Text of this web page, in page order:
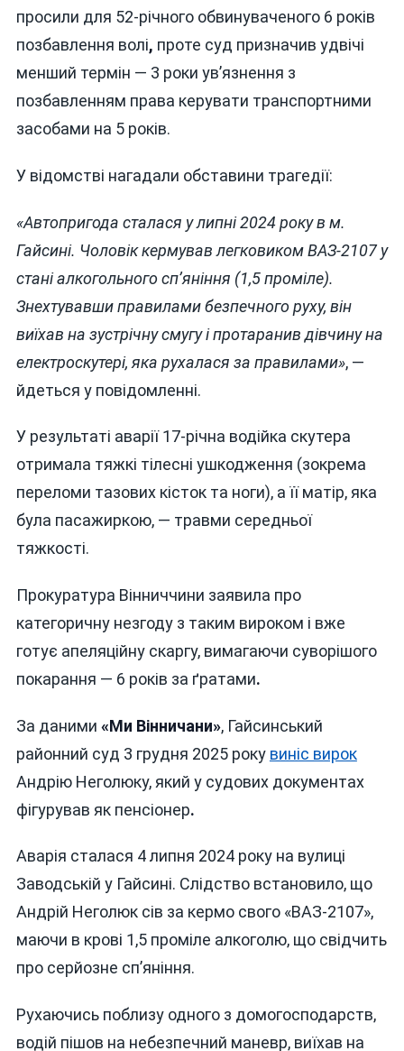
просили для 52-річного обвинуваченого 6 років
позбавлення волі, проте суд призначив удвічі
менший термін — 3 роки ув’язнення з
позбавленням права керувати транспортними
засобами на 5 років.
У відомстві нагадали обставини трагедії:
«Автопригода сталася у липні 2024 року в м.
Гайсині. Чоловік кермував легковиком ВАЗ-2107 у
стані алкогольного сп’яніння (1,5 проміле).
Знехтувавши правилами безпечного руху, він
виїхав на зустрічну смугу і протаранив дівчину на
електроскутері, яка рухалася за правилами», —
йдеться у повідомленні.
У результаті аварії 17-річна водійка скутера
отримала тяжкі тілесні ушкодження (зокрема
переломи тазових кісток та ноги), а її матір, яка
була пасажиркою, — травми середньої
тяжкості.
Прокуратура Вінниччини заявила про
категоричну незгоду з таким вироком і вже
готує апеляційну скаргу, вимагаючи суворішого
покарання — 6 років за ґратами.
За даними «Ми Вінничани», Гайсинський
районний суд 3 грудня 2025 року виніс вирок
Андрію Неголюку, який у судових документах
фігурував як пенсіонер.
Аварія сталася 4 липня 2024 року на вулиці
Заводській у Гайсині. Слідство встановило, що
Андрій Неголюк сів за кермо свого «ВАЗ-2107»,
маючи в крові 1,5 проміле алкоголю, що свідчить
про серйозне сп’яніння.
Рухаючись поблизу одного з домогосподарств,
водій пішов на небезпечний маневр, виїхав на